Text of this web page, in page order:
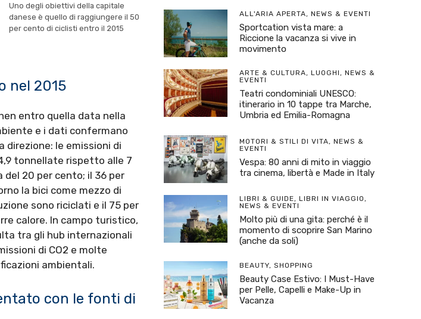
Uno degli obiettivi della capitale
danese è quello di raggiungere il 50
per cento di ciclisti entro il 2015
nel 2015
entro quella data nella
e i dati confermano
le emissioni di
tonnellate rispetto alle 7
del 20 per cento; il 36 per
la bici come mezzo di
sono riciclati e il 75 per
calore. In campo turistico,
tra gli hub internazionali
di CO2 e molte
ambientali.
con le fonti di
ALL'ARIA APERTA, NEWS & EVENTI
Sportcation vista mare: a
Riccione la vacanza si vive in
movimento
ARTE & CULTURA, LUOGHI, NEWS &
EVENTI
Teatri condominiali UNESCO:
itinerario in 10 tappe tra Marche,
Umbria ed Emilia-Romagna
MOTORI & STILI DI VITA, NEWS &
EVENTI
Vespa: 80 anni di mito in viaggio
tra cinema, libertà e Made in Italy
LIBRI & GUIDE, LIBRI IN VIAGGIO,
NEWS & EVENTI
Molto più di una gita: perché è il
momento di scoprire San Marino
(anche da soli)
BEAUTY, SHOPPING
Beauty Case Estivo: I Must-Have
per Pelle, Capelli e Make-Up in
Vacanza